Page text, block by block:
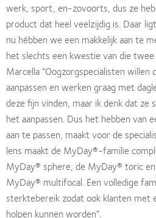
werk, sport, en-zovoorts, dus ze
product dat heel veelzijdig is. Daar
nu hébben we een makkelijk aan te
het slechts een kwestie van die twee
Marcella “Oogzorgspecialisten
aanpassen en werken graag met
deze ﬁjn vinden, maar ik denk dat
het aanpassen. Dus het hebben van
aan te passen, maakt voor de
lens maakt de MyDay®-familie
MyDay® sphere, de MyDay® toric
MyDay® multifocal. Een volledige
sterktebereik zodat ook klanten
holpen kunnen worden”.